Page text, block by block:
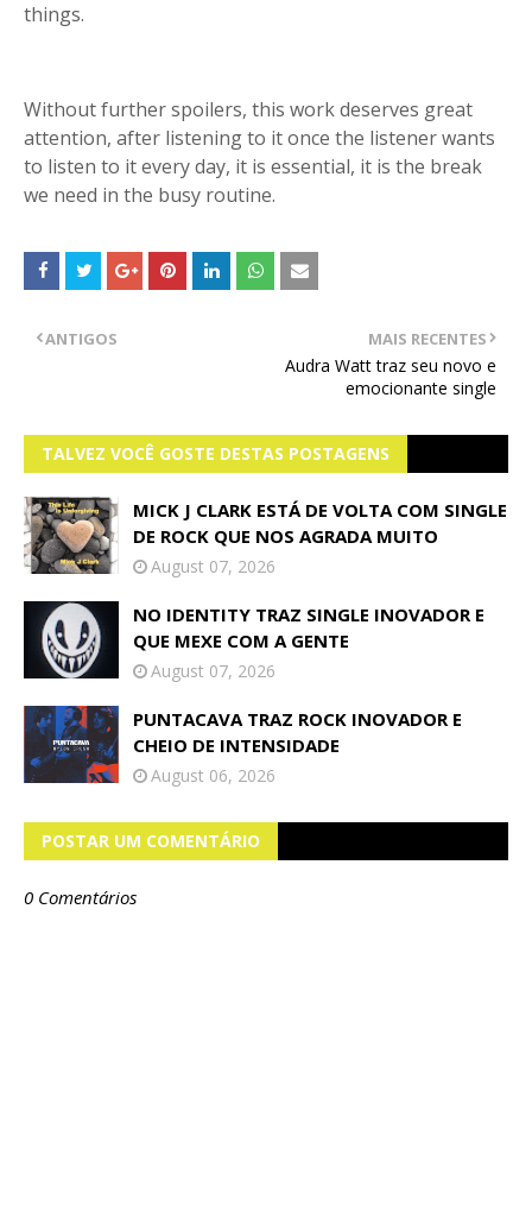
things.
Without further spoilers, this work deserves great
attention, after listening to it once the listener wants
to listen to it every day, it is essential, it is the break
we need in the busy routine.
MAIS RECENTES
Audra Watt traz seu novo e
emocionante single
ANTIGOS
TALVEZ VOCÊ GOSTE DESTAS POSTAGENS
MICK J CLARK ESTÁ DE VOLTA COM SINGLE
DE ROCK QUE NOS AGRADA MUITO
August 07, 2026
NO IDENTITY TRAZ SINGLE INOVADOR E
QUE MEXE COM A GENTE
August 07, 2026
PUNTACAVA TRAZ ROCK INOVADOR E
CHEIO DE INTENSIDADE
August 06, 2026
POSTAR UM COMENTÁRIO
0 Comentários